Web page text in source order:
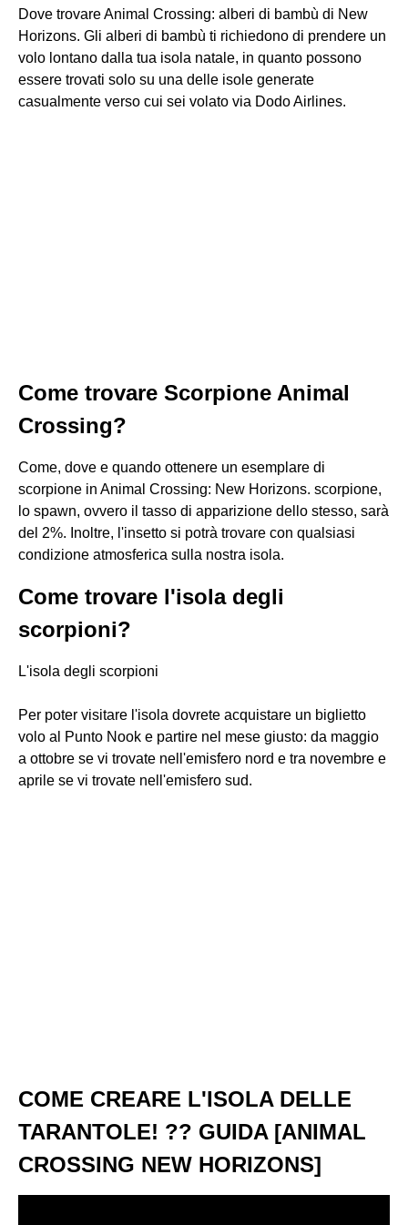
Dove trovare Animal Crossing: alberi di bambù di New
Horizons. Gli alberi di bambù ti richiedono di prendere un
volo lontano dalla tua isola natale, in quanto possono
essere trovati solo su una delle isole generate
casualmente verso cui sei volato via Dodo Airlines.
Come trovare Scorpione Animal
Crossing?
Come, dove e quando ottenere un esemplare di
scorpione in Animal Crossing: New Horizons. scorpione,
lo spawn, ovvero il tasso di apparizione dello stesso, sarà
del 2%. Inoltre, l'insetto si potrà trovare con qualsiasi
condizione atmosferica sulla nostra isola.
Come trovare l'isola degli
scorpioni?
L'isola degli scorpioni
Per poter visitare l'isola dovrete acquistare un biglietto
volo al Punto Nook e partire nel mese giusto: da maggio
a ottobre se vi trovate nell'emisfero nord e tra novembre e
aprile se vi trovate nell'emisfero sud.
COME CREARE L'ISOLA DELLE
TARANTOLE! ?️?️ GUIDA [ANIMAL
CROSSING NEW HORIZONS]